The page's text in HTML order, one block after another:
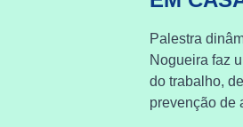
Palestra
Nogueira faz
do trabalho,
prevenção de